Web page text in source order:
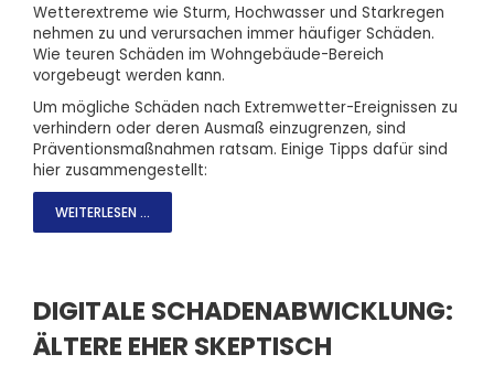
Wetterextreme wie Sturm, Hochwasser und Starkregen
nehmen zu und verursachen immer häufiger Schäden.
Wie teuren Schäden im Wohngebäude-Bereich
vorgebeugt werden kann.
Um mögliche Schäden nach Extremwetter-Ereignissen zu
verhindern oder deren Ausmaß einzugrenzen, sind
Präventionsmaßnahmen ratsam. Einige Tipps dafür sind
hier zusammengestellt:
WEITERLESEN ...
DIGITALE SCHADENABWICKLUNG:
ÄLTERE EHER SKEPTISCH